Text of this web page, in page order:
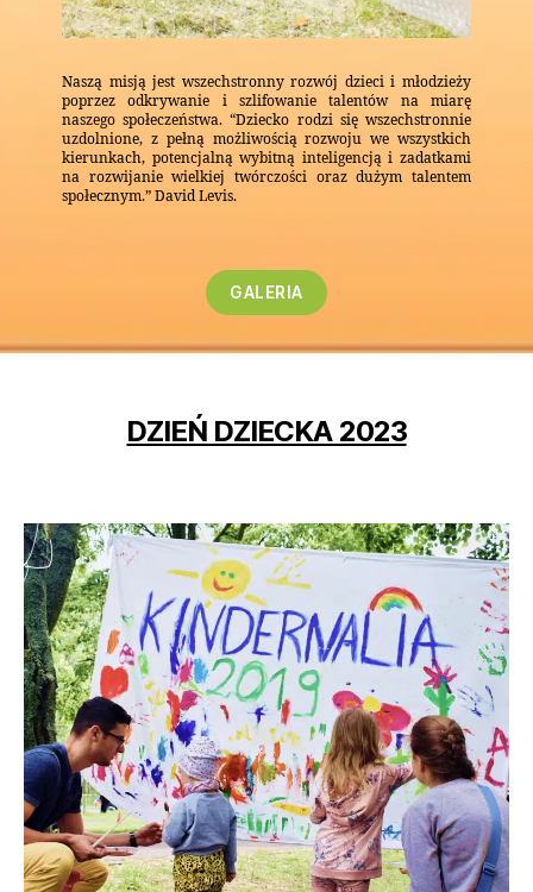
Naszą misją jest wszechstronny rozwój dzieci i młodzieży
poprzez odkrywanie i szlifowanie talentów na miarę
naszego społeczeństwa. “Dziecko rodzi się wszechstronnie
uzdolnione, z pełną możliwością rozwoju we wszystkich
kierunkach, potencjalną wybitną inteligencją i zadatkami
na rozwijanie wielkiej twórczości oraz dużym talentem
społecznym.” David Levis.
GALERIA
DZIEŃ DZIECKA 2023